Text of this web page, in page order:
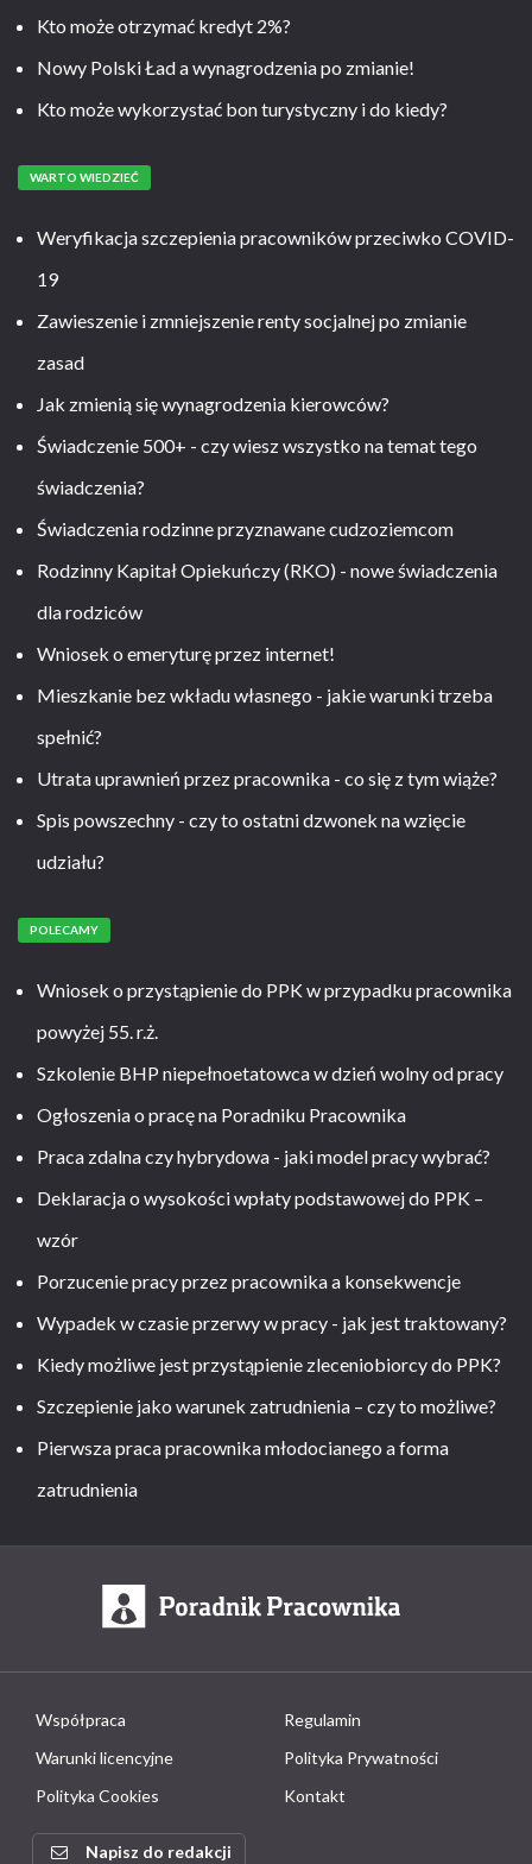
Kto może otrzymać kredyt 2%?
Nowy Polski Ład a wynagrodzenia po zmianie!
Kto może wykorzystać bon turystyczny i do kiedy?
WARTO WIEDZIEĆ
Weryfikacja szczepienia pracowników przeciwko COVID-
19
Zawieszenie i zmniejszenie renty socjalnej po zmianie
zasad
Jak zmienią się wynagrodzenia kierowców?
Świadczenie 500+ - czy wiesz wszystko na temat tego
świadczenia?
Świadczenia rodzinne przyznawane cudzoziemcom
Rodzinny Kapitał Opiekuńczy (RKO) - nowe świadczenia
dla rodziców
Wniosek o emeryturę przez internet!
Mieszkanie bez wkładu własnego - jakie warunki trzeba
spełnić?
Utrata uprawnień przez pracownika - co się z tym wiąże?
Spis powszechny - czy to ostatni dzwonek na wzięcie
udziału?
POLECAMY
Wniosek o przystąpienie do PPK w przypadku pracownika
powyżej 55. r.ż.
Szkolenie BHP niepełnoetatowca w dzień wolny od pracy
Ogłoszenia o pracę na Poradniku Pracownika
Praca zdalna czy hybrydowa - jaki model pracy wybrać?
Deklaracja o wysokości wpłaty podstawowej do PPK –
wzór
Porzucenie pracy przez pracownika a konsekwencje
Wypadek w czasie przerwy w pracy - jak jest traktowany?
Kiedy możliwe jest przystąpienie zleceniobiorcy do PPK?
Szczepienie jako warunek zatrudnienia – czy to możliwe?
Pierwsza praca pracownika młodocianego a forma
zatrudnienia
Współpraca
Regulamin
Warunki licencyjne
Polityka Prywatności
Polityka Cookies
Kontakt
Napisz do redakcji